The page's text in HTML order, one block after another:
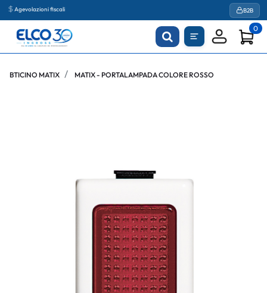
Agevolazioni fiscali B2B
0
BTICINO MATIX MATIX - PORTALAMPADA COLORE ROSSO